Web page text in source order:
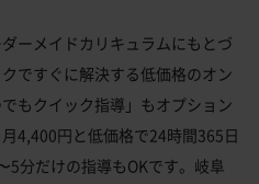
ーメイドカリキュラムにもとづ
ですぐに解決する低価格のオン
もクイック指導」もオプション
4,400円と低価格で24時間365日
5分だけの指導もOKです。岐阜